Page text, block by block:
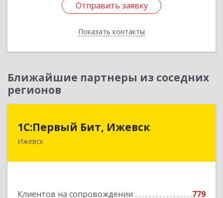
Отправить заявку
Показать контакты
Отправить заявку
Назад
Ближайшие партнеры из соседних
регионов
1С:Первый Бит, Ижевск
Ижевск
Клиентов на сопровождении 779
1С:Первый Бит, Ижевск